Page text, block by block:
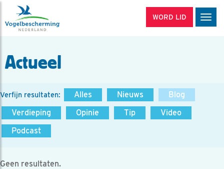
WORD LID
Actueel
Verfijn resultaten: Alles Nieuws
Blog
Verdieping
Opinie Tip
Video
Podcast
Geen resultaten.